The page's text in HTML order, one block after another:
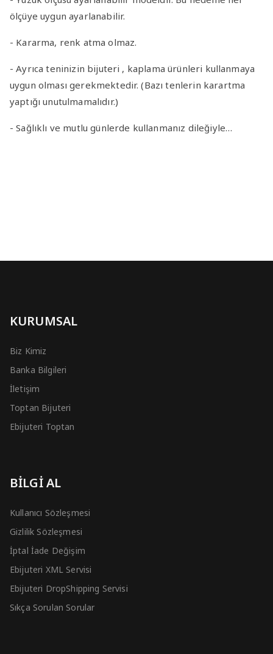
ölçüye uygun ayarlanabilir.
- Kararma, renk atma olmaz.
- Ayrıca teninizin bijuteri , kaplama ürünleri kullanmaya
uygun olması gerekmektedir. (Bazı tenlerin karartma
yaptığı unutulmamalıdır.)
- Sağlıklı ve mutlu günlerde kullanmanız dileğiyle…
KURUMSAL
Biz Kimiz
Banka Bilgileri
İletişim
Toptan Bijuteri
Ebijuteri Toptan
BİLGİ AL
Kullanıcı Sözleşmesi
Gizlilik Sözleşmesi
İptal İade Değişim
Ebijuteri XML Servisi
Ebijuteri DropShipping Servisi
Sıkça Sorulan Sorular